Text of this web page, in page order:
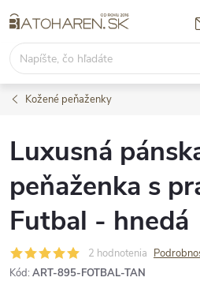
na
obsah
Kožené peňaženky
Luxusná
peňaženka s
Futbal - hnedá
2 hodnotenia
Kód: ART-895-FOTBAL-TAN